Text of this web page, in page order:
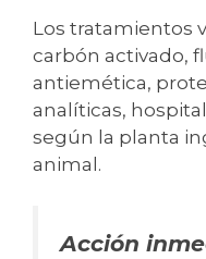
Los tratamientos
carbón activado,
antiemética,
analíticas,
según la planta
animal.
Acción